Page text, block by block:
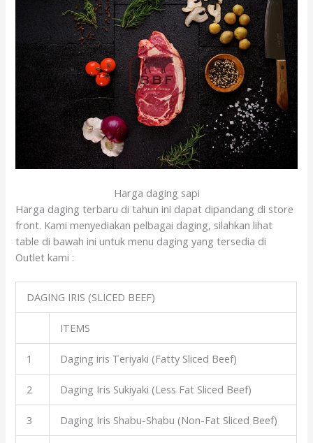
Harga daging sapi
Harga daging terbaru di tahun ini dapat dipandang di store
front. Kami menyediakan pelbagai daging, silahkan lihat
table di bawah ini untuk menu daging yang tersedia di
Outlet kami :
DAGING IRIS (SLICED BEEF)
ITEMS
1 Daging iris Teriyaki (Fatty Sliced Beef)
2 Daging Iris Sukiyaki (Less Fat Sliced Beef)
3 Daging Iris Shabu-Shabu (Non-Fat Sliced Beef)